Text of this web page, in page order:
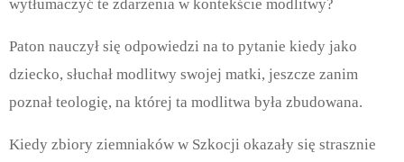
wytłumaczyć te zdarzenia w kontekście modlitwy?
Paton nauczył się odpowiedzi na to pytanie kiedy jako
dziecko, słuchał modlitwy swojej matki, jeszcze zanim
poznał teologię, na której ta modlitwa była zbudowana.
Kiedy zbiory ziemniaków w Szkocji okazały się strasznie